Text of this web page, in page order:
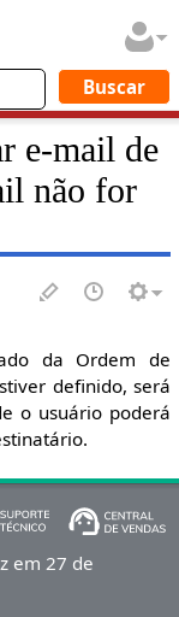
e-mail de
não for
da Ordem de
definido, será
o usuário poderá
em 27 de